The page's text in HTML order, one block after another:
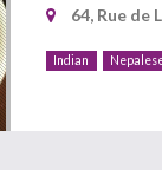
64, Rue de
Indian